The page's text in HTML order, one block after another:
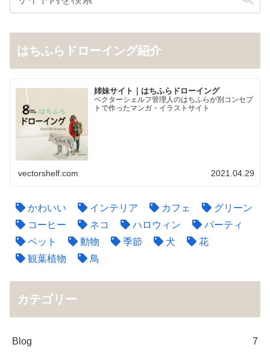
はちふらドローイング紹介
姉妹サイト｜はちふらドローイング
ベクターシェルフ管理人のはちふらが別コンセプ
トで作ったマンガ・イラストサイト
vectorshelf.com 2021.04.29
かわいい インテリア カフェ
グリーン
コーヒー
ネコ ハロウィン
パーティ
ペット
動物 季節 犬
花
観葉植物
鳥
カテゴリー
Blog 7